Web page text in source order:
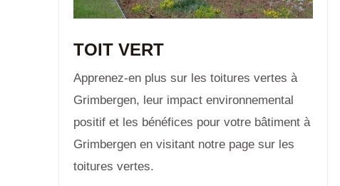
TOIT VERT
Apprenez-en plus sur les toitures vertes à
Grimbergen, leur impact environnemental
positif et les bénéfices pour votre bâtiment à
Grimbergen en visitant notre page sur les
toitures vertes.